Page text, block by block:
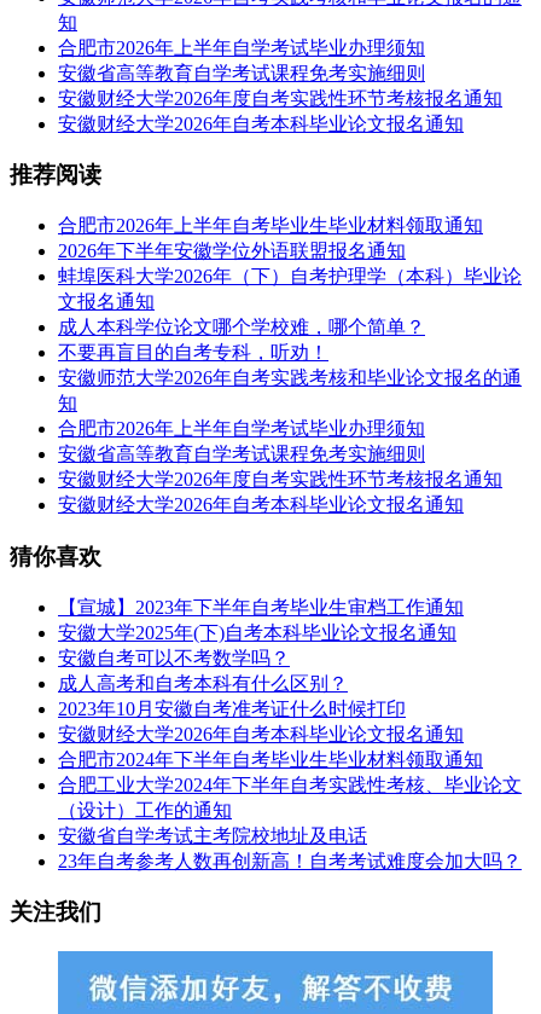
知
合肥市2026年上半年自学考试毕业办理须知
安徽省高等教育自学考试课程免考实施细则
安徽财经大学2026年度自考实践性环节考核报名通知
安徽财经大学2026年自考本科毕业论文报名通知
推荐阅读
合肥市2026年上半年自考毕业生毕业材料领取通知
2026年下半年安徽学位外语联盟报名通知
蚌埠医科大学2026年（下）自考护理学（本科）毕业论
文报名通知
成人本科学位论文哪个学校难，哪个简单？
不要再盲目的自考专科，听劝！
安徽师范大学2026年自考实践考核和毕业论文报名的通
知
合肥市2026年上半年自学考试毕业办理须知
安徽省高等教育自学考试课程免考实施细则
安徽财经大学2026年度自考实践性环节考核报名通知
安徽财经大学2026年自考本科毕业论文报名通知
猜你喜欢
【宣城】2023年下半年自考毕业生审档工作通知
安徽大学2025年(下)自考本科毕业论文报名通知
安徽自考可以不考数学吗？
成人高考和自考本科有什么区别？
2023年10月安徽自考准考证什么时候打印
安徽财经大学2026年自考本科毕业论文报名通知
合肥市2024年下半年自考毕业生毕业材料领取通知
合肥工业大学2024年下半年自考实践性考核、毕业论文
（设计）工作的通知
安徽省自学考试主考院校地址及电话
23年自考参考人数再创新高！自考考试难度会加大吗？
关注我们